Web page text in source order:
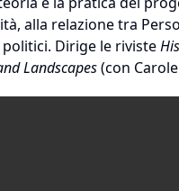
alla relazione tra
Dirige le riviste
Landscapes(con